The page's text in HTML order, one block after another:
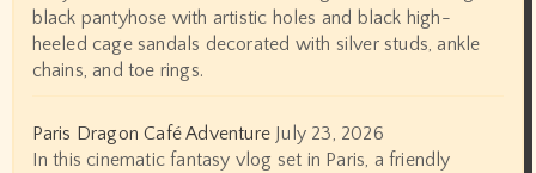
black pantyhose with artistic holes and black high-
heeled cage sandals decorated with silver studs, ankle
chains, and toe rings.
Paris Dragon Café Adventure July 23, 2026
In this cinematic fantasy vlog set in Paris, a friendly